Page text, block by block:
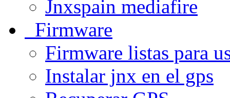
Jnxspain mediafire
Firmware
Firmware listas para
Instalar jnx en el gps